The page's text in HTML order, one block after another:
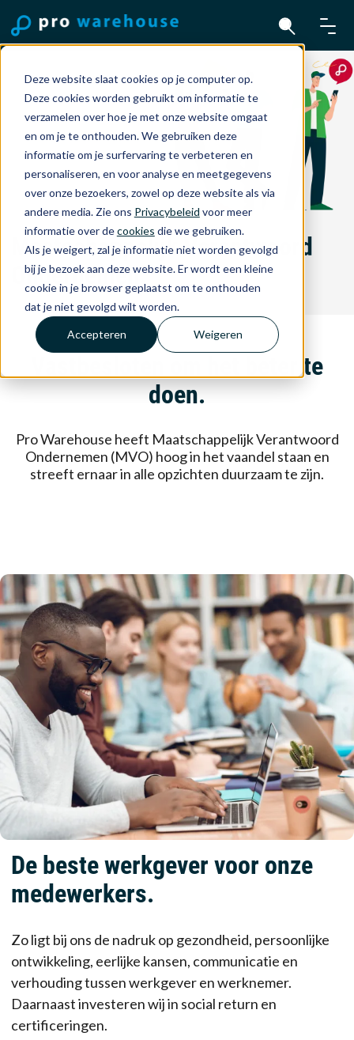
Deze website slaat cookies op je computer op.
Deze cookies worden gebruikt om informatie te
verzamelen over hoe je met onze website omgaat
en om je te onthouden. We gebruiken deze
informatie om je surfervaring te verbeteren en
personaliseren, en voor analyse en meetgegevens
over onze bezoekers, zowel op deze website als via
andere media. Zie ons Privacybeleid voor meer
informatie over decookies die we gebruiken.
Als je weigert, zal je informatie niet worden gevolgd
bij je bezoek aan deze website. Er wordt een kleine
cookie in je browser geplaatst om te onthouden
dat je niet gevolgd wilt worden.
Accepteren Weigeren
Maatschappelijk Verantwoord
Ondernemen.
Vastbesloten om het beter te
doen.
Pro Warehouse heeft Maatschappelijk Verantwoord
Ondernemen (MVO) hoog in het vaandel staan en
streeft ernaar in alle opzichten duurzaam te zijn.
De beste werkgever voor onze
medewerkers.
Zo ligt bij ons de nadruk op gezondheid, persoonlijke
ontwikkeling, eerlijke kansen, communicatie en
verhouding tussen werkgever en werknemer.
Daarnaast investeren wij in social return en
certificeringen.